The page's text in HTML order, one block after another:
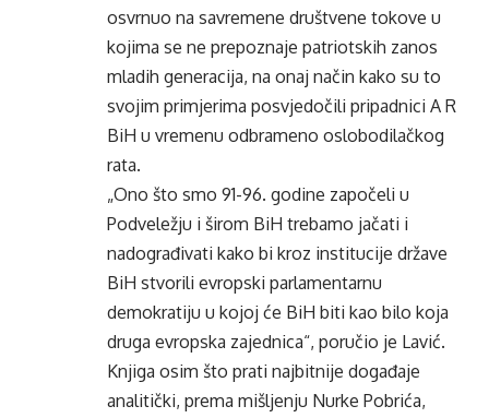
osvrnuo na savremene društvene tokove u
kojima se ne prepoznaje patriotskih zanos
mladih generacija, na onaj način kako su to
svojim primjerima posvjedočili pripadnici A R
BiH u vremenu odbrameno oslobodilačkog
rata.
„Ono što smo 91-96. godine započeli u
Podveležju i širom BiH trebamo jačati i
nadograđivati kako bi kroz institucije države
BiH stvorili evropski parlamentarnu
demokratiju u kojoj će BiH biti kao bilo koja
druga evropska zajednica“, poručio je Lavić.
Knjiga osim što prati najbitnije događaje
analitički, prema mišljenju Nurke Pobrića,